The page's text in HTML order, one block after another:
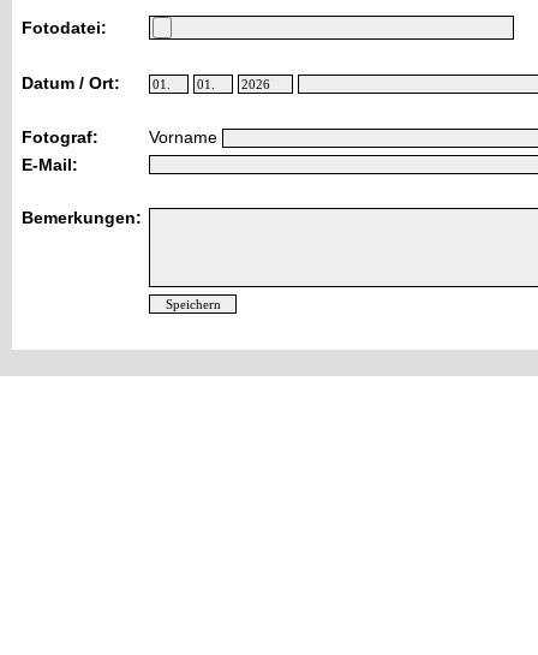
Fotodatei:
Datum / Ort:
Fotograf:
Vorname
E-Mail:
Bemerkungen: